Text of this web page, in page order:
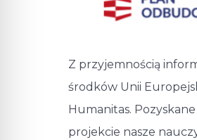
Z przyjemnością
środków Unii
Humanitas.
projekcie nasze